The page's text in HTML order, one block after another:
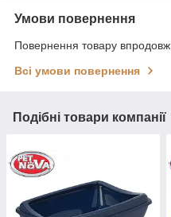
Умови повернення
Повернення товару
Всі умови повернення
Подібні товари компанії